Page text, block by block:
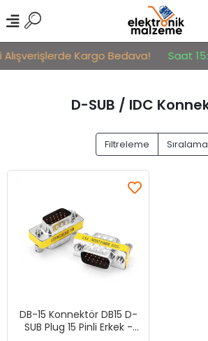
Kargo Bedava! Saat
D-SUB / IDC
Filtreleme Sıralama
DB-15 Konnektör DB15 D-
SUB Plug 15 Pinli Erkek -